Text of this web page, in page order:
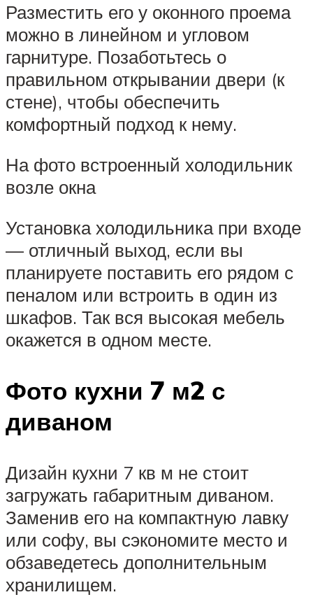
Разместить его у оконного проема
можно в линейном и угловом
гарнитуре. Позаботьтесь о
правильном открывании двери (к
стене), чтобы обеспечить
комфортный подход к нему.
На фото встроенный холодильник
возле окна
Установка холодильника при входе
— отличный выход, если вы
планируете поставить его рядом с
пеналом или встроить в один из
шкафов. Так вся высокая мебель
окажется в одном месте.
Фото кухни 7 м2 с
диваном
Дизайн кухни 7 кв м не стоит
загружать габаритным диваном.
Заменив его на компактную лавку
или софу, вы сэкономите место и
обзаведетесь дополнительным
хранилищем.